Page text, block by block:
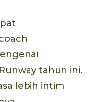
tahun ini.
lebih intim